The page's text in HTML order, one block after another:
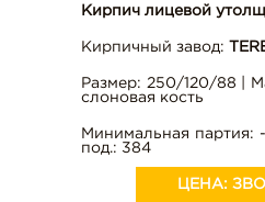
Кирпич лицевой
Кирпичный завод:
Размер: 250/120/88 |
слоновая кость
Минимальная партия:
под.: 384
ЦЕНА: